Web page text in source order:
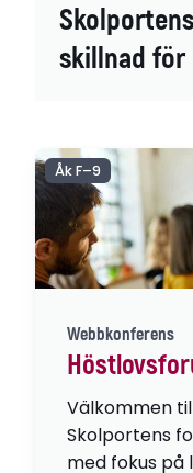
skillnad för
Webbkonferens
Välkommen
Skolportens
med fokus på
Åk F–9